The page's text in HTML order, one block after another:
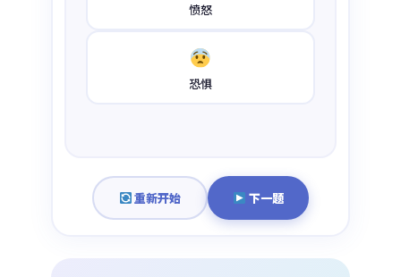
愤怒
恐惧
重新开始 下一题